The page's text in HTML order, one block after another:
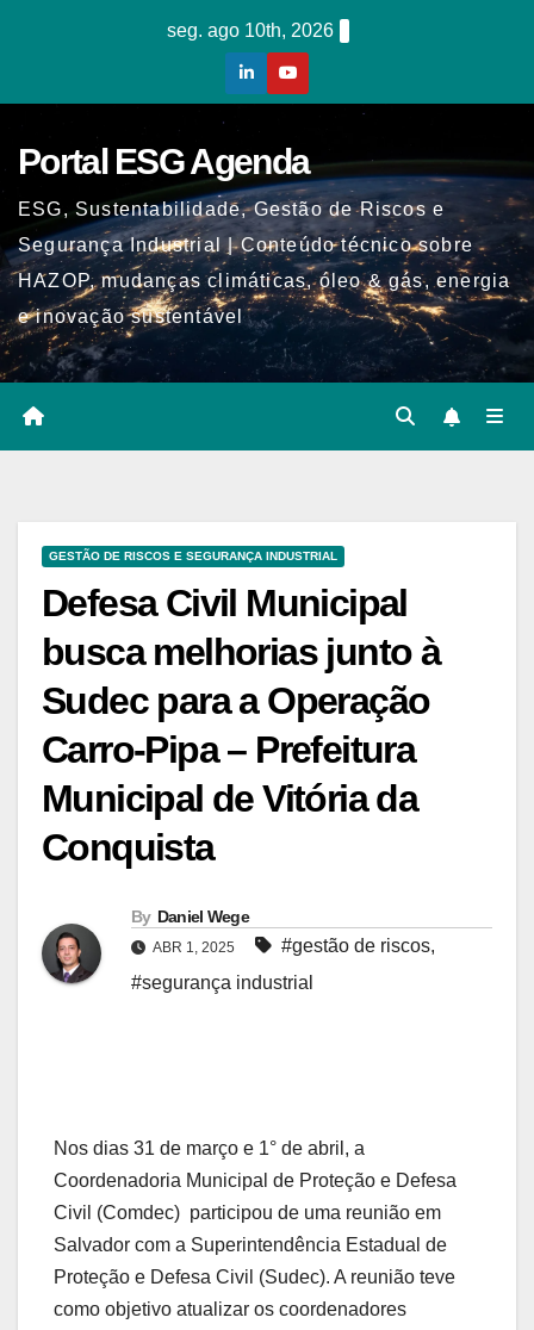
seg. ago 10th, 2026
Portal ESG Agenda
ESG, Sustentabilidade, Gestão de Riscos e
Segurança Industrial | Conteúdo técnico sobre
HAZOP, mudanças climáticas, óleo & gás, energia
e inovação sustentável
GESTÃO DE RISCOS E SEGURANÇA INDUSTRIAL
Defesa Civil Municipal
busca melhorias junto à
Sudec para a Operação
Carro-Pipa – Prefeitura
Municipal de Vitória da
Conquista
By Daniel Wege
ABR 1, 2025 #gestão de riscos,
#segurança industrial
Nos dias 31 de março e 1° de abril, a
Coordenadoria Municipal de Proteção e Defesa
Civil (Comdec) participou de uma reunião em
Salvador com a Superintendência Estadual de
Proteção e Defesa Civil (Sudec). A reunião teve
como objetivo atualizar os coordenadores